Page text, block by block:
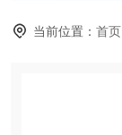
当前位置：首页